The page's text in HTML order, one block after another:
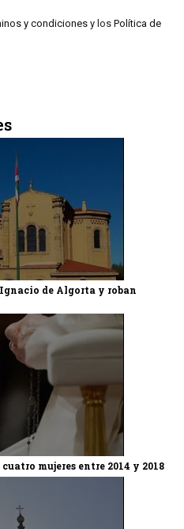
y condicionesy los Política de
de Algorta y roban
mujeres entre 2014 y 2018